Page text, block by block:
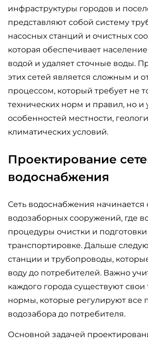
инфраструктуры городов и
представляют собой систему
насосных станций и очистных
которая обеспечивает
водой и удаляет сточные воды.
этих сетей является сложным и
процессом, который требует не
технических норм и правил, но и
особенностей местности,
климатических условий.
Проектирование
водоснабжения
Сеть водоснабжения начинается
водозаборных сооружений, где
процедуры очистки и
транспортировке. Дальше
станции и трубопроводы,
воду до потребителей. Важно
каждого города существуют свои
нормы, которые регулируют все
водозабора до потребителя.
Основной задачей